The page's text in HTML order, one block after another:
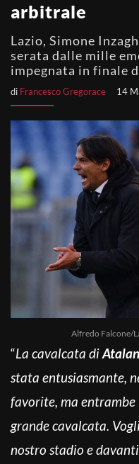
arbitrale
Lazio, Simone
serata dalle mille
impegnata in finale
di Francesco Gregorace 14
Alfredo Falcone/
“La cavalcata di
stata entusiasmante,
favorite, ma
grande cavalcata.
nostro stadio e